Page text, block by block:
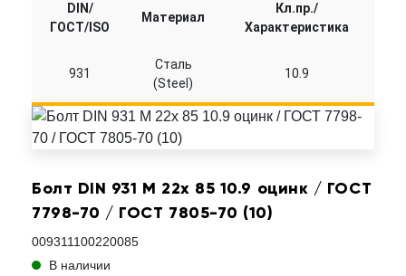
Болт DIN 931 M 22x 85 10.9 оцинк / ГОСТ
7798-70 / ГОСТ 7805-70 (10)
009311100220085
В наличии
DIN/
ГОСТ/ISO
Материал
Кл.пр./
Характеристика
931
Сталь
(Steel)
10.9